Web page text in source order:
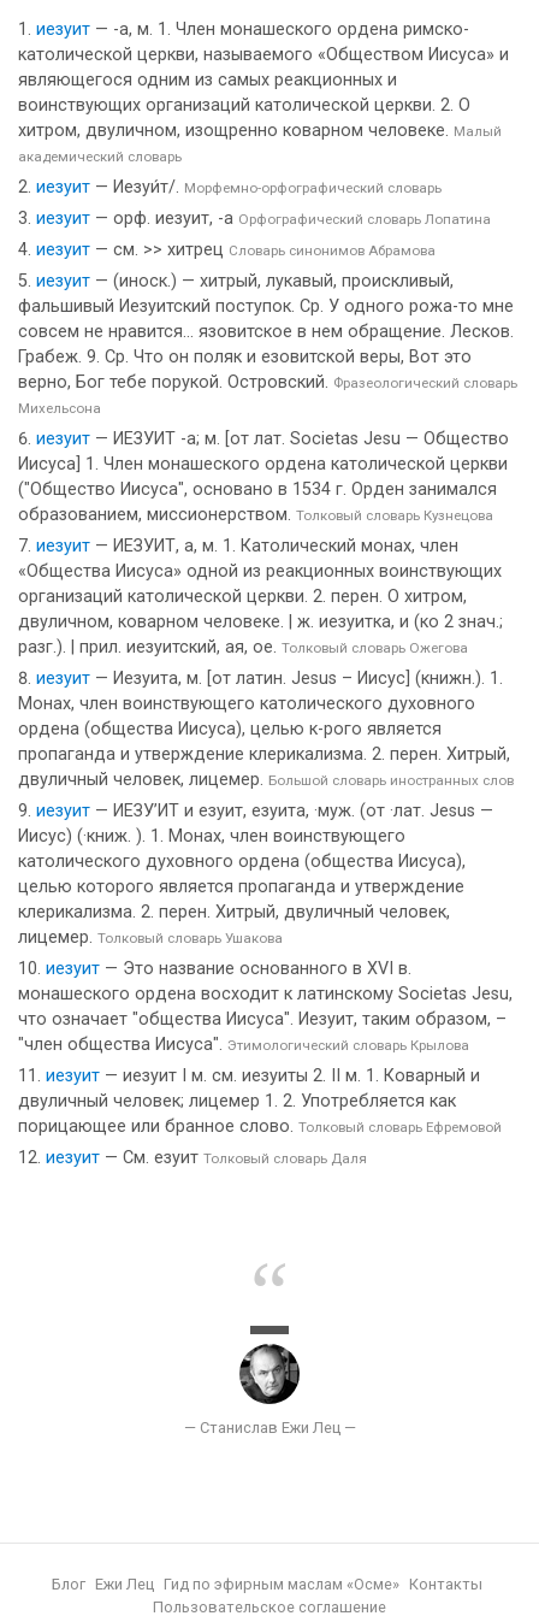
иезуит — -а, м. 1. Член монашеского ордена римско-
католической церкви, называемого «Обществом Иисуса» и
являющегося одним из самых реакционных и
воинствующих организаций католической церкви. 2. О
хитром, двуличном, изощренно коварном человеке. Малый
академический словарь
иезуит — Иезуи́т/. Морфемно-орфографический словарь
иезуит — орф. иезуит, -а Орфографический словарь Лопатина
иезуит — см. >> хитрец Словарь синонимов Абрамова
иезуит — (иноск.) — хитрый, лукавый, проискливый,
фальшивый Иезуитский поступок. Ср. У одного рожа-то мне
совсем не нравится... язовитское в нем обращение. Лесков.
Грабеж. 9. Ср. Что он поляк и езовитской веры, Вот это
верно, Бог тебе порукой. Островский. Фразеологический словарь
Михельсона
иезуит — ИЕЗУИТ -а; м. [от лат. Societas Jesu — Общество
Иисуса] 1. Член монашеского ордена католической церкви
("Общество Иисуса", основано в 1534 г. Орден занимался
образованием, миссионерством. Толковый словарь Кузнецова
иезуит — ИЕЗУИТ, а, м. 1. Католический монах, член
«Общества Иисуса» одной из реакционных воинствующих
организаций католической церкви. 2. перен. О хитром,
двуличном, коварном человеке. | ж. иезуитка, и (ко 2 знач.;
разг.). | прил. иезуитский, ая, ое. Толковый словарь Ожегова
иезуит — Иезуита, м. [от латин. Jesus – Иисус] (книжн.). 1.
Монах, член воинствующего католического духовного
ордена (общества Иисуса), целью к-рого является
пропаганда и утверждение клерикализма. 2. перен. Хитрый,
двуличный человек, лицемер. Большой словарь иностранных слов
иезуит — ИЕЗУ’ИТ и езуит, езуита, ·муж. (от ·лат. Jesus —
Иисус) (·книж. ). 1. Монах, член воинствующего
католического духовного ордена (общества Иисуса),
целью которого является пропаганда и утверждение
клерикализма. 2. перен. Хитрый, двуличный человек,
лицемер. Толковый словарь Ушакова
иезуит — Это название основанного в XVI в.
монашеского ордена восходит к латинскому Societas Jesu,
что означает "общества Иисуса". Иезуит, таким образом, –
"член общества Иисуса". Этимологический словарь Крылова
иезуит — иезуит I м. см. иезуиты 2. II м. 1. Коварный и
двуличный человек; лицемер 1. 2. Употребляется как
порицающее или бранное слово. Толковый словарь Ефремовой
иезуит — См. езуит Толковый словарь Даля
Блог Ежи Лец Гид по эфирным маслам «Осме»
Контакты
Пользовательское соглашение